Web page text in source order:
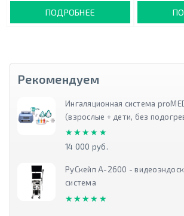
ПОДРОБНЕЕ
Рекомендуем
Ингаляционная система
(взрослые + дети, без
★★★★★
★★★★★
14 000 руб.
РуСкейп А-2600 -
система
★★★★★
★★★★★